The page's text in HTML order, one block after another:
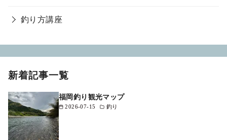
釣り方講座
新着記事一覧
2026-07-15 釣り
福岡釣り観光マップ